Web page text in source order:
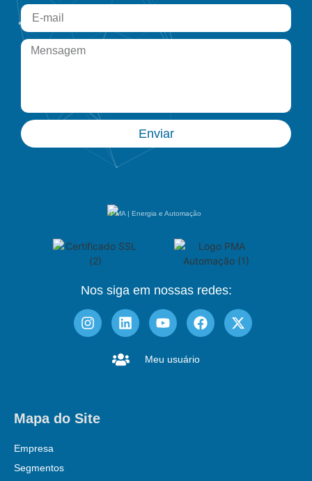
Enviar
PMA | Energia e Automação
Nos siga em nossas redes:
Meu usuário
Mapa do Site
Empresa
Segmentos